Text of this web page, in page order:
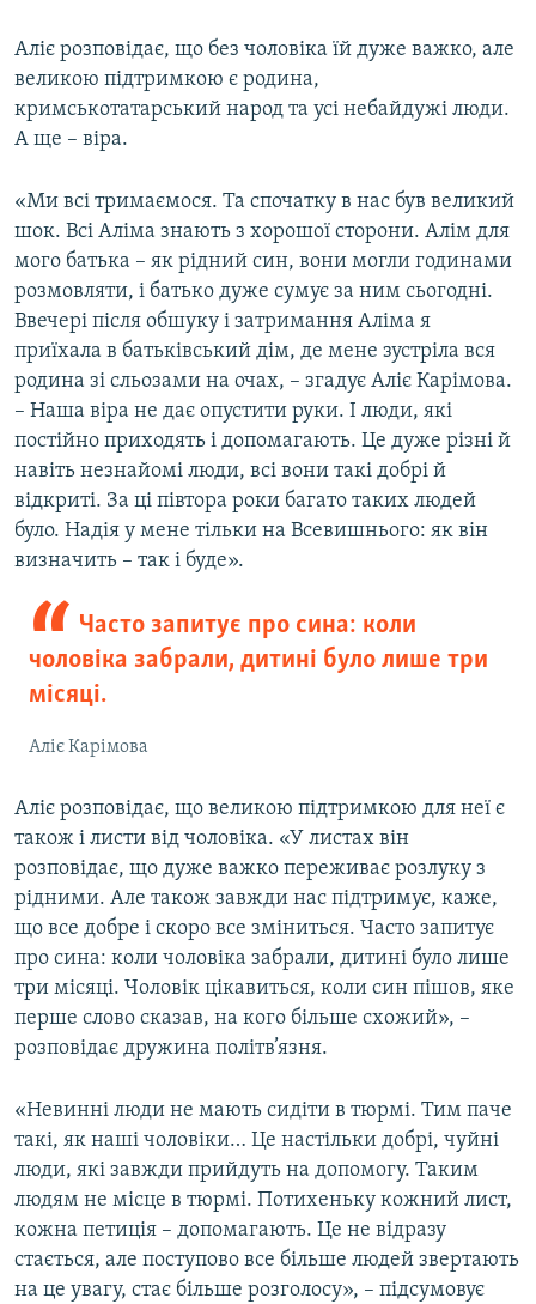
Аліє розповідає, що без чоловіка їй дуже важко, але
великою підтримкою є родина,
кримськотатарський народ та усі небайдужі люди.
А ще – віра.
«Ми всі тримаємося. Та спочатку в нас був великий
шок. Всі Аліма знають з хорошої сторони. Алім для
мого батька – як рідний син, вони могли годинами
розмовляти, і батько дуже сумує за ним сьогодні.
Ввечері після обшуку і затримання Аліма я
приїхала в батьківський дім, де мене зустріла вся
родина зі сльозами на очах, – згадує Аліє Карімова.
– Наша віра не дає опустити руки. І люди, які
постійно приходять і допомагають. Це дуже різні й
навіть незнайомі люди, всі вони такі добрі й
відкриті. За ці півтора роки багато таких людей
було. Надія у мене тільки на Всевишнього: як він
визначить – так і буде».
Часто запитує про сина: коли
чоловіка забрали, дитині було лише три
місяці.
Аліє Карімова
Аліє розповідає, що великою підтримкою для неї є
також і листи від чоловіка. «У листах він
розповідає, що дуже важко переживає розлуку з
рідними. Але також завжди нас підтримує, каже,
що все добре і скоро все зміниться. Часто запитує
про сина: коли чоловіка забрали, дитині було лише
три місяці. Чоловік цікавиться, коли син пішов, яке
перше слово сказав, на кого більше схожий», –
розповідає дружина політв’язня.
«Невинні люди не мають сидіти в тюрмі. Тим паче
такі, як наші чоловіки… Це настільки добрі, чуйні
люди, які завжди прийдуть на допомогу. Таким
людям не місце в тюрмі. Потихеньку кожний лист,
кожна петиція – допомагають. Це не відразу
стається, але поступово все більше людей звертають
на це увагу, стає більше розголосу», – підсумовує